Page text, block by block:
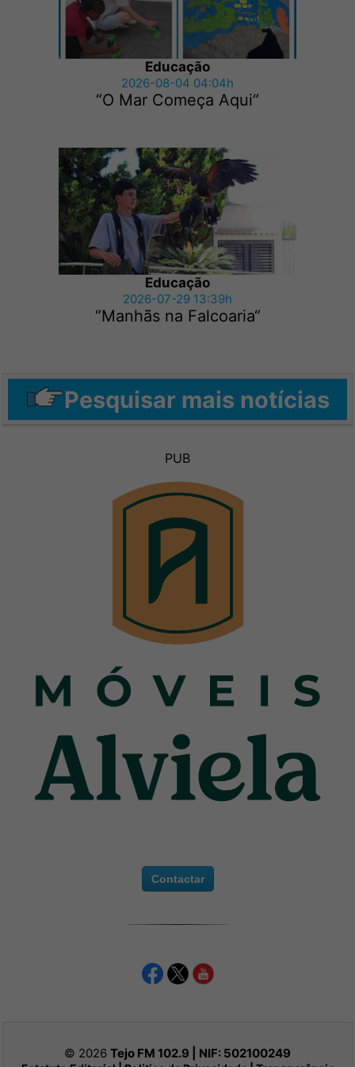
Educação
2026-08-04 04:04h
“O Mar Começa Aqui“
Educação
2026-07-29 13:39h
“Manhãs na Falcoaria“
Pesquisar mais notícias
PUB
Contactar
© 2026 Tejo FM 102.9 | NIF: 502100249